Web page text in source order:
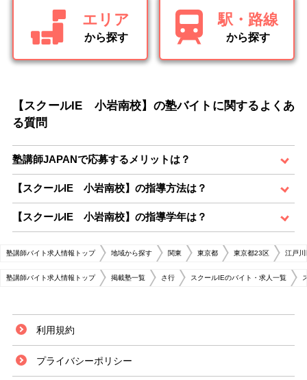
エリア
から探す
駅・路線
から探す
【スクールIE 小岩南校】の塾バイトに関するよくあ
る質問
塾講師JAPANで応募するメリットは？
【スクールIE 小岩南校】の指導方法は？
【スクールIE 小岩南校】の指導学年は？
塾講師バイト求人情報トップ 地域から探す 関東 東京都 東京都23区 江戸川
塾講師バイト求人情報トップ 掲載塾一覧 さ行 スクールIEのバイト・求人一覧
利用規約
プライバシーポリシー